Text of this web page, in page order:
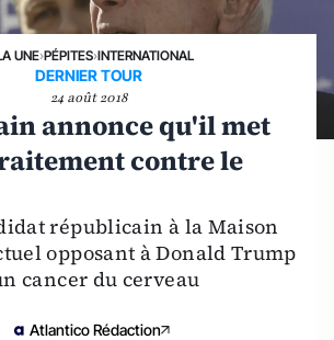
UNE›PÉPITES›INTERNATIONAL
DERNIER TOUR
24 août 2018
annonce qu'il met
contre le
républicain à la Maison
opposant à Donald Trump
cancer du cerveau
Atlantico Rédaction